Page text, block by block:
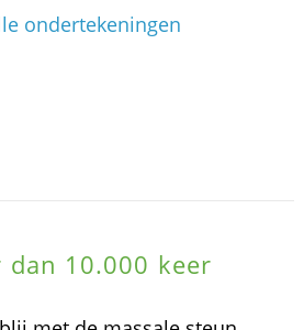
ondertekeningen
10.000 keer